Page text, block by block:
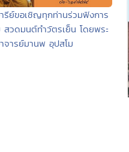
รีย์ขอเชิญทุกท่านร่วมฟังการ
สวดมนต์ทำวัตรเย็น โดยพระ
จารย์มานพ อุปสโม